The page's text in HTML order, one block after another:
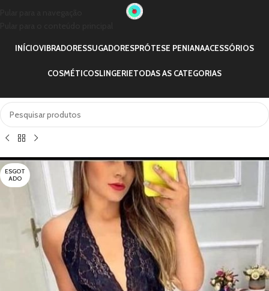
INÍCIOVIBRADORESSUGADORESPRÓTESE PENIANAACESSÓRIOS
COSMÉTICOSLINGERIETODAS AS CATEGORIAS
ESGOT
ADO